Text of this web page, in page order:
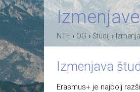
Izmenjave
NTF › OG ›Študij ›
Izmenjava
Erasmus+ je najbolj